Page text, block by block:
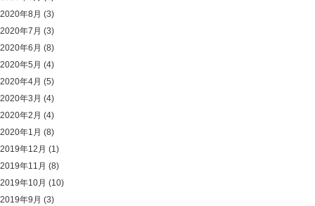
2020年8月 (3)
2020年7月 (3)
2020年6月 (8)
2020年5月 (4)
2020年4月 (5)
2020年3月 (4)
2020年2月 (4)
2020年1月 (8)
2019年12月 (1)
2019年11月 (8)
2019年10月 (10)
2019年9月 (3)